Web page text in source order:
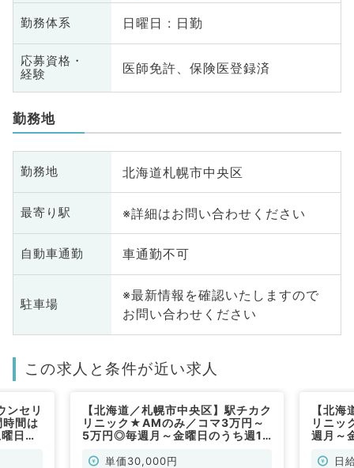
勤務体系 日曜日 : 日勤
応募資格・
経験
医師免許、保険医登録済
勤務地
勤務地 北海道札幌市中央区
最寄り駅 ※詳細はお問い合わせください
自動車通勤 車通勤不可
駐車場
※最新情報を確認いたしますので
お問い合わせください
この求人と条件が近い求人
ンセリ
間は
日の
【北海道／札幌市中央区】駅チカク
リニック★AMのみ／コマ3万円～
5万円◎毎週月～金曜日のうち週1
来のお仕事！～半日勤務・時短勤務
単価30,000円
【北
リニ
週月～
事！日